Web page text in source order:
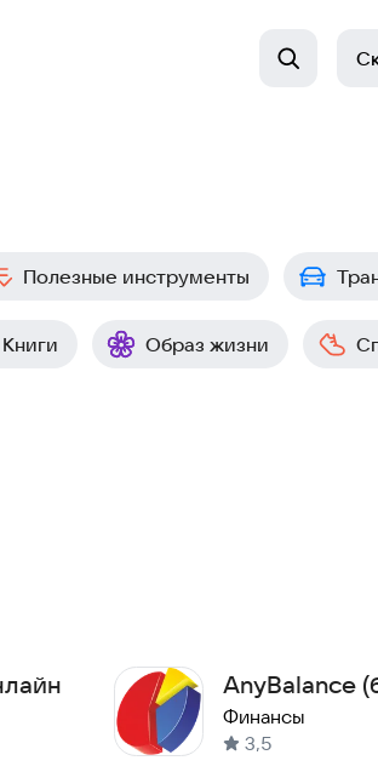
Полезные инструменты
Книги Образ жизни
AnyBalance
Финансы
3,5